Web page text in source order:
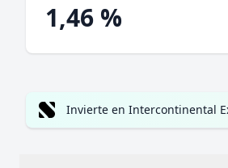
1,46 %
Invierte en Intercontinental